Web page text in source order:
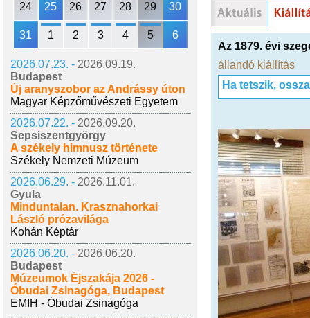
24 25 26 27 28 29 30
31 1 2 3 4 5 6
2026.07.23. - 2026.09.19.
Budapest
Új aranyszobor az Andrássy úton
Magyar Képzőművészeti Egyetem
2026.07.22. - 2026.09.20.
Sepsiszentgyörgy
A székely himnusz története
Székely Nemzeti Múzeum
2026.06.29. - 2026.11.01.
Gyula
Minduntalan. Krasznahorkai
László prózavilága
Kohán Képtár
2026.06.20. - 2026.06.20.
Budapest
Múzeumok Éjszakája 2026 -
Óbudai Zsinagóga, Budapest
EMIH - Óbudai Zsinagóga
Az 1879. évi
állandó kiállítás
Ha tetszik,